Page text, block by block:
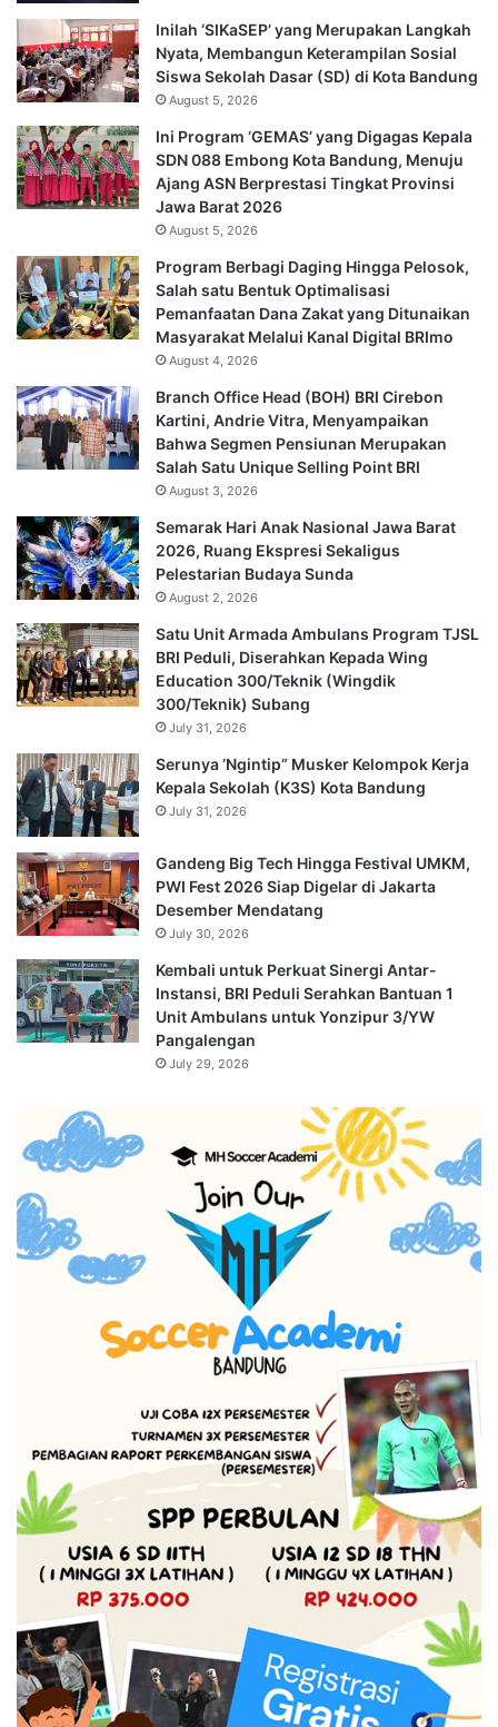
Inilah ‘SIKaSEP’ yang Merupakan Langkah
Nyata, Membangun Keterampilan Sosial
Siswa Sekolah Dasar (SD) di Kota Bandung
August 5, 2026
Ini Program ‘GEMAS’ yang Digagas Kepala
SDN 088 Embong Kota Bandung, Menuju
Ajang ASN Berprestasi Tingkat Provinsi
Jawa Barat 2026
August 5, 2026
Program Berbagi Daging Hingga Pelosok,
Salah satu Bentuk Optimalisasi
Pemanfaatan Dana Zakat yang Ditunaikan
Masyarakat Melalui Kanal Digital BRImo
August 4, 2026
Branch Office Head (BOH) BRI Cirebon
Kartini, Andrie Vitra, Menyampaikan
Bahwa Segmen Pensiunan Merupakan
Salah Satu Unique Selling Point BRI
August 3, 2026
Semarak Hari Anak Nasional Jawa Barat
2026, Ruang Ekspresi Sekaligus
Pelestarian Budaya Sunda
August 2, 2026
Satu Unit Armada Ambulans Program TJSL
BRI Peduli, Diserahkan Kepada Wing
Education 300/Teknik (Wingdik
300/Teknik) Subang
July 31, 2026
Serunya ‘Ngintip” Musker Kelompok Kerja
Kepala Sekolah (K3S) Kota Bandung
July 31, 2026
Gandeng Big Tech Hingga Festival UMKM,
PWI Fest 2026 Siap Digelar di Jakarta
Desember Mendatang
July 30, 2026
Kembali untuk Perkuat Sinergi Antar-
Instansi, BRI Peduli Serahkan Bantuan 1
Unit Ambulans untuk Yonzipur 3/YW
Pangalengan
July 29, 2026